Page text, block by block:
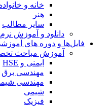
خانه و خانواده
هنر
سایر مطالب
دانلود و آموزش نرم افزار
فایل‌ها و دوره های آموزشی
آموزش مباحث تخصصی
ایمنی و HSE
مهندسی برق
مهندسی شیمی
شیمی
فیزیک